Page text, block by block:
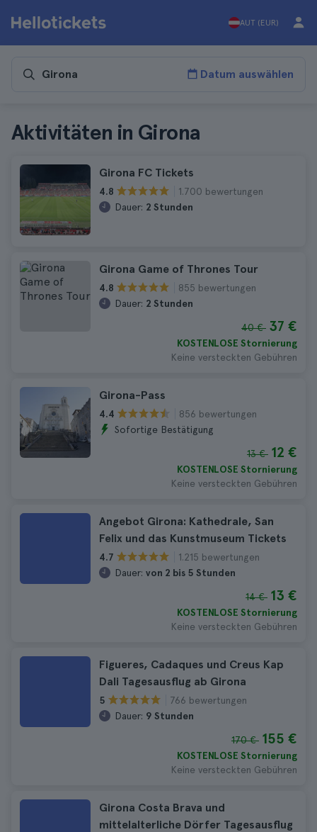
AUT (EUR)
Datum auswählen
Aktivitäten in Girona
Girona FC Tickets
4.8
1.700 bewertungen
Dauer: 2 Stunden
Girona Game of Thrones Tour
4.8
855 bewertungen
Dauer: 2 Stunden
40 € 37 €
KOSTENLOSE Stornierung
Keine versteckten Gebühren
Girona-Pass
4.4
856 bewertungen
Sofortige Bestätigung
13 € 12 €
KOSTENLOSE Stornierung
Keine versteckten Gebühren
Angebot Girona: Kathedrale, San
Felix und das Kunstmuseum Tickets
4.7
1.215 bewertungen
Dauer: von 2 bis 5 Stunden
14 € 13 €
KOSTENLOSE Stornierung
Keine versteckten Gebühren
Figueres, Cadaques und Creus Kap
Dali Tagesausflug ab Girona
5
766 bewertungen
Dauer: 9 Stunden
170 € 155 €
KOSTENLOSE Stornierung
Keine versteckten Gebühren
Girona Costa Brava und
mittelalterliche Dörfer Tagesausflug